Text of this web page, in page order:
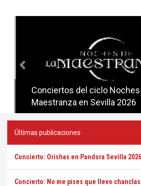
Conciertos del ciclo Noches
Maestranza en Sevilla 2026
Conciertos del ciclo
Sevilla
Últimas publicaciones
Concierto: Orishas en Pandora Sevilla 2026
Concierto: No me pises que llevo